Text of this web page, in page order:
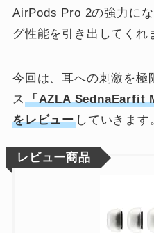
AirPods Pro 2の強力に
グ性能を引き出してくれ
今回は、耳への刺激を極
ス 「AZLA SednaEarfit
をレビューしていきます
レビュー商品